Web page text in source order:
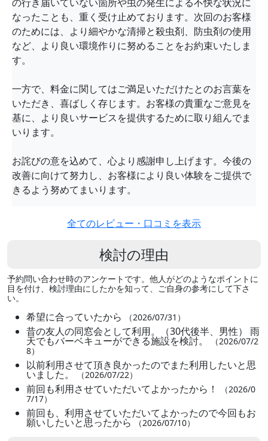
の行き届いていない箇所や虫の発生による不快な状況に
なったことも、重く受け止めております。次回のお客様
のためには、より細やかな清掃と殺虫剤、防虫剤の使用
など、より良い環境作りに努めることをお約束いたしま
す。
一方で、料金に関してはご満足いただけたとのお言葉を
いただき、喜ばしく存じます。お客様の貴重なご意見を
基に、より良いサービスを提供するために取り組んでま
いります。
お詫びの意を込めて、心より感謝申し上げます。今後の
改善に向けて努力し、お客様により良い体験をご提供で
きるよう努めてまいります。
全てのレビュー・口コミを表示
検討の理由
予約問い合わせ時のアンケートです。他人がどのようなポイントに
目を付け、検討理由にしたかを知って、ご自身の参考にして下さ
い。
希望に合っていたから （2026/07/31）
昔の友人の同窓会として利用。（30代後半、男性） 雨
天でもバーベキューができる施設を検討。
（2026/07/2
8）
以前利用させて頂き良かったのでまた利用したいと思
いました。 （2026/07/22）
前回も利用させていただいてよかったから！
（2026/0
7/17）
前回も、利用させていただいてよかったので今回もお
願いしたいと思ったから （2026/07/10）